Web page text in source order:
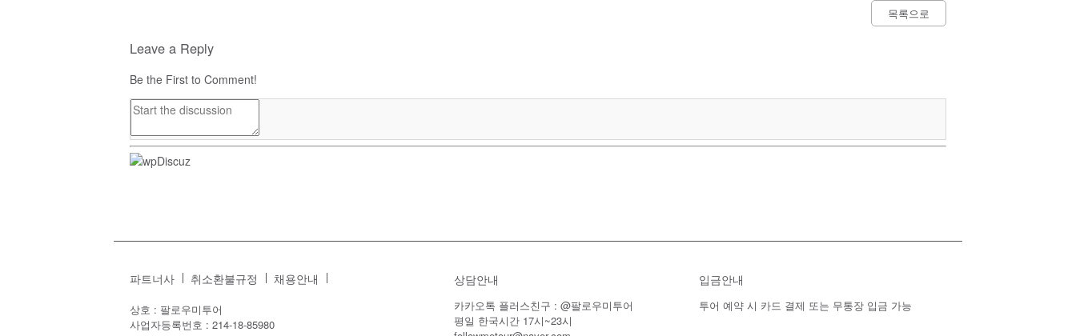
목록으로
Leave a Reply
Be the First to Comment!
파트너사 취소환불규정 채용안내
상호 : 팔로우미투어
사업자등록번호 : 214-18-85980
상담안내
카카오톡 플러스친구 : @팔로우미투어
평일 한국시간 17시~23시
입금안내
투어 예약 시 카드 결제 또는 무통장 입금 가능